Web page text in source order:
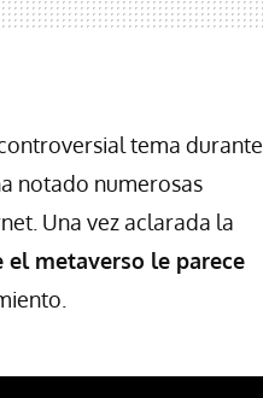
tema durante
notado numerosas
Una vez aclarada la
metaverso le parece